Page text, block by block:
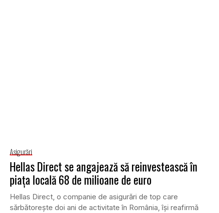
Asigurări
Hellas Direct se angajează să reinvestească în
piața locală 68 de milioane de euro
Hellas Direct, o companie de asigurări de top care
sărbătorește doi ani de activitate în România, își reafirmă